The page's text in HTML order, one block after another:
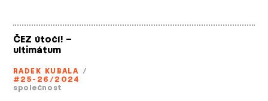
ČEZ útočí! –
ultimátum
RADEK KUBALA /
#25-26/2024
společnost